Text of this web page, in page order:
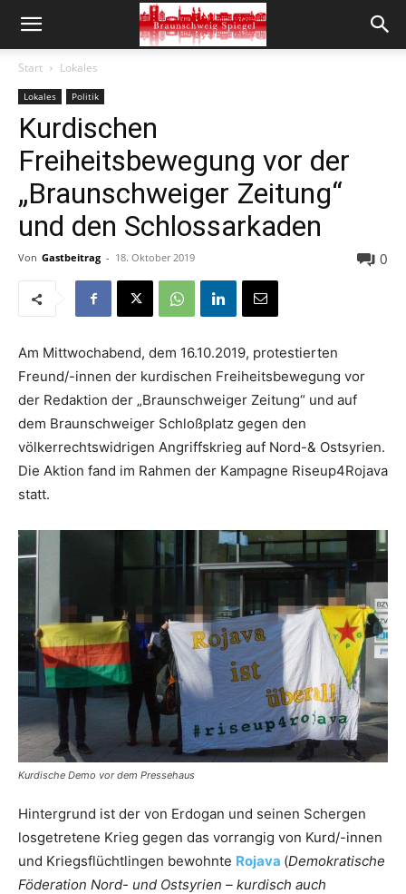
Start Lokales
Lokales Politik
Kurdischen
Freiheitsbewegung vor der
„Braunschweiger Zeitung“
und den Schlossarkaden
Von Gastbeitrag - 18. Oktober 2019 0
Am Mittwochabend, dem 16.10.2019, protestierten
Freund/-innen der kurdischen Freiheitsbewegung vor
der Redaktion der „Braunschweiger Zeitung“ und auf
dem Braunschweiger Schloßplatz gegen den
völkerrechtswidrigen Angriffskrieg auf Nord-& Ostsyrien.
Die Aktion fand im Rahmen der Kampagne Riseup4Rojava
statt.
Kurdische Demo vor dem Pressehaus
Hintergrund ist der von Erdogan und seinen Schergen
losgetretene Krieg gegen das vorrangig von Kurd/-innen
und Kriegsflüchtlingen bewohnte Rojava (Demokratische
Föderation Nord- und Ostsyrien – kurdisch auch